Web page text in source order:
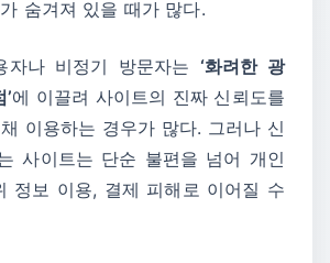
숨겨져 있을 때가 많다.
자나 비정기 방문자는 ‘화려한 광
에 이끌려 사이트의 진짜 신뢰도를
이용하는 경우가 많다. 그러나 신
사이트는 단순 불편을 넘어 개인
정보 이용, 결제 피해로 이어질 수